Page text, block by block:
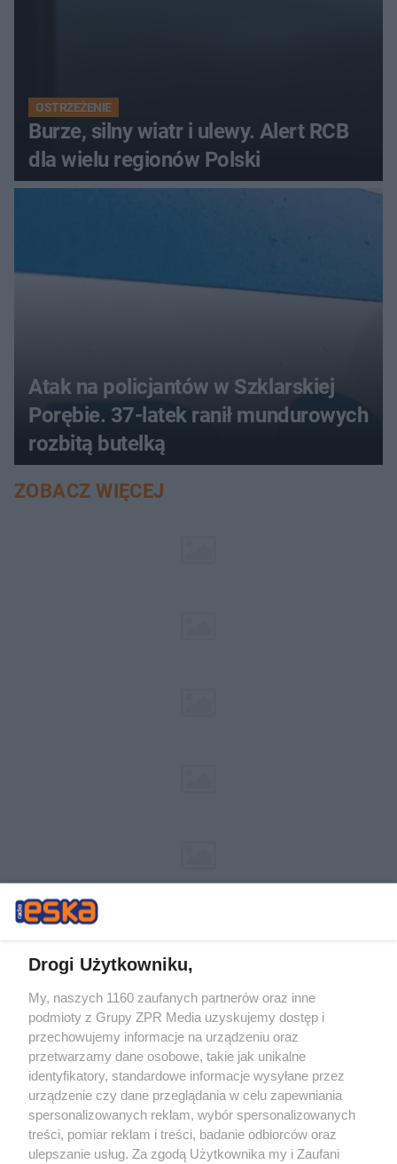
OSTRZEŻENIE
Burze, silny wiatr i ulewy. Alert RCB
dla wielu regionów Polski
Atak na policjantów w Szklarskiej
Porębie. 37-latek ranił mundurowych
rozbitą butelką
ZOBACZ WIĘCEJ
Żaden utwór zamieszczony w serwisie nie może być powielany i
rozpowszechniany lub dalej rozpowszechniany w jakikolwiek sposób (w
tym także elektroniczny lub mechaniczny) na jakimkolwiek polu
eksploatacji w jakiejkolwiek formie, włącznie z umieszczaniem w
Internecie bez pisemnej zgody właściciela praw. Jakiekolwiek użycie lub
wykorzystanie utworów w całości lub w części z naruszeniem prawa,
tzn. bez właściwej zgody, jest zabronione pod groźbą kary i może być
ścigane prawnie.
Drogi Użytkowniku,
My, naszych 1160 zaufanych partnerów oraz inne
podmioty z Grupy ZPR Media uzyskujemy dostęp i
przechowujemy informacje na urządzeniu oraz
przetwarzamy dane osobowe, takie jak unikalne
identyfikatory, standardowe informacje wysyłane przez
urządzenie czy dane przeglądania w celu zapewniania
spersonalizowanych reklam, wybór spersonalizowanych
treści, pomiar reklam i treści, badanie odbiorców oraz
ulepszanie usług. Za zgodą Użytkownika my i Zaufani